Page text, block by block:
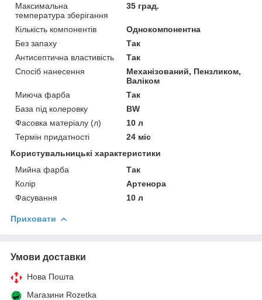
Максимальна
температура зберігання
35 град.
Кількість компонентів
Однокомпонентна
Без запаху
Так
Антисептична властивість
Так
Спосіб нанесення
Механізований, Пензликом,
Валіком
Миюча фарба
Так
База під колеровку
BW
Фасовка матеріалу (л)
10 л
Термін придатності
24 міс
Користувальницькі характеристики
Мийна фарба
Так
Колір
Артенора
Фасування
10 л
Приховати
Умови доставки
Нова Пошта
Магазини Rozetka